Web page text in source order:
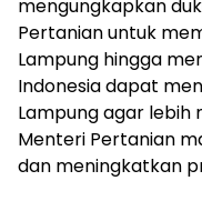
mengungkapkan
Pertanian untuk
Lampung hingga
Indonesia dapat
Lampung agar lebih
Menteri Pertanian
dan meningkatkan